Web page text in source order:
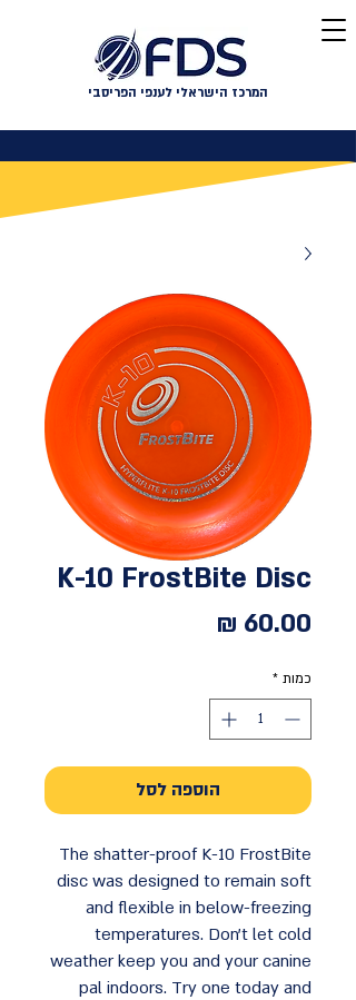
המרכז הישראלי לענפי הפריסבי
K-10 FrostBite Disc
כמות *
הוספה לסל
The shatter-proof K-10 FrostBite
disc was designed to remain soft
and flexible in below-freezing
temperatures. Don’t let cold
weather keep you and your canine
pal indoors. Try one today and